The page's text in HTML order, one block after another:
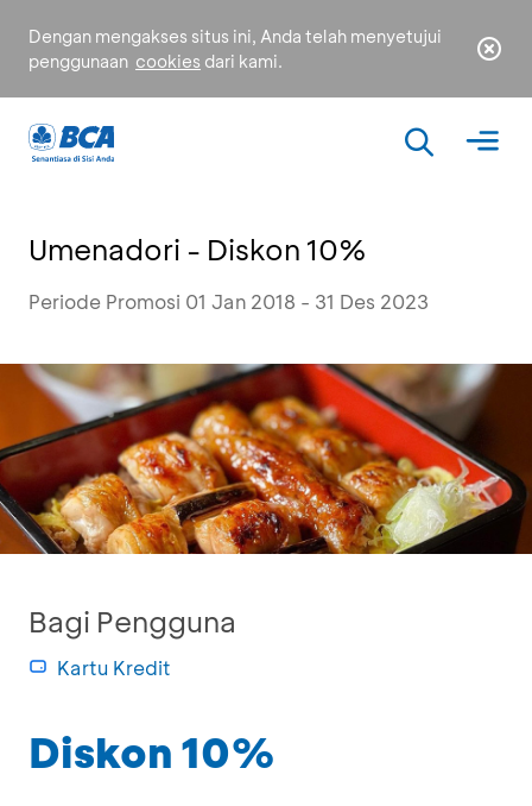
Dengan mengakses situs ini, Anda telah menyetujui
penggunaan cookies dari kami.
Umenadori - Diskon 10%
Periode Promosi 01 Jan 2018 - 31 Des 2023
Bagi Pengguna
Kartu Kredit
Diskon 10%